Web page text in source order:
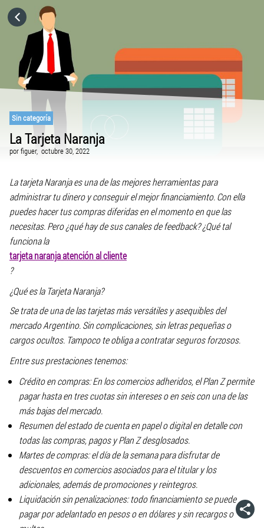
Sin categoría
La Tarjeta Naranja
porfiguer, octubre 30, 2022
La tarjeta Naranja es una de las mejores herramientas para
administrar tu dinero y conseguir el mejor financiamiento. Con ella
puedes hacer tus compras diferidas en el momento en que las
necesitas. Pero ¿qué hay de sus canales de feedback? ¿Qué tal
funciona la
tarjeta naranja atención al cliente
?
¿Qué es la Tarjeta Naranja?
Se trata de una de las tarjetas más versátiles y asequibles del
mercado Argentino. Sin complicaciones, sin letras pequeñas o
cargos ocultos. Tampoco te obliga a contratar seguros forzosos.
Entre sus prestaciones tenemos:
Crédito en compras: En los comercios adheridos, el Plan Z permite
pagar hasta en tres cuotas sin intereses o en seis con una de las
más bajas del mercado.
Resumen del estado de cuenta en papel o digital en detalle con
todas las compras, pagos y Plan Z desglosados.
Martes de compras: el día de la semana para disfrutar de
descuentos en comercios asociados para el titular y los
adicionales, además de promociones y reintegros.
Liquidación sin penalizaciones: todo financiamiento se puede
pagar por adelantado en pesos o en dólares y sin recargos o
CATEGORÍAS
IR A